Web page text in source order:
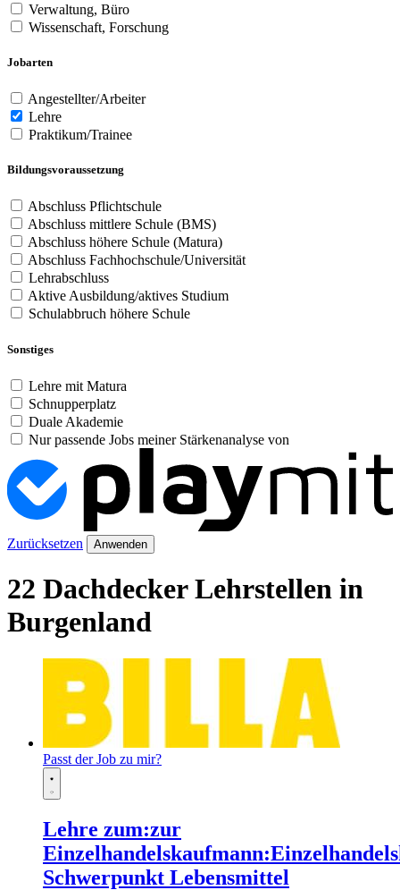
Verwaltung, Büro
Wissenschaft, Forschung
Jobarten
Angestellter/Arbeiter
Lehre
Praktikum/Trainee
Bildungsvoraussetzung
Abschluss Pflichtschule
Abschluss mittlere Schule (BMS)
Abschluss höhere Schule (Matura)
Abschluss Fachhochschule/Universität
Lehrabschluss
Aktive Ausbildung/aktives Studium
Schulabbruch höhere Schule
Sonstiges
Lehre mit Matura
Schnupperplatz
Duale Akademie
Nur passende Jobs meiner Stärkenanalyse von
Zurücksetzen Anwenden
22 Dachdecker Lehrstellen in
Burgenland
Passt der Job zu mir?
Lehre zum:zur
Schwerpunkt Lebensmittel